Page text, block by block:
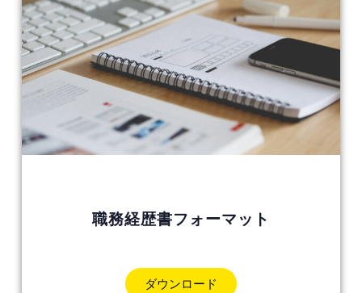
職務経歴書フォーマット
ダウンロード